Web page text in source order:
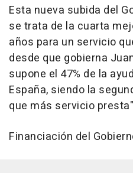
Esta nueva subida del
se trata de la cuarta
años para un servicio
desde que gobierna
supone el 47% de la
España, siendo la
que más servicio
Financiación del